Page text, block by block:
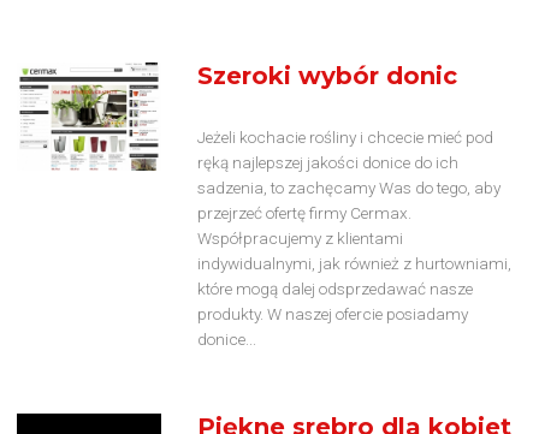
Szeroki wybór donic
Jeżeli kochacie rośliny i chcecie mieć pod
ręką najlepszej jakości donice do ich
sadzenia, to zachęcamy Was do tego, aby
przejrzeć ofertę firmy Cermax.
Współpracujemy z klientami
indywidualnymi, jak również z hurtowniami,
które mogą dalej odsprzedawać nasze
produkty. W naszej ofercie posiadamy
donice...
Piękne srebro dla kobiet